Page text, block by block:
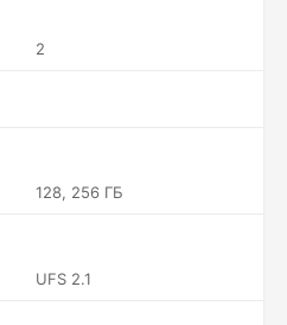
2
128, 256 ГБ
UFS 2.1